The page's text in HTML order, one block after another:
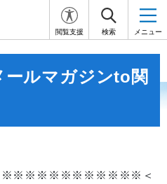
閲覧支援 検索 メニュー
ールマガジンto関
＜